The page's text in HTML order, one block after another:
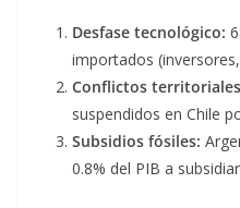
Desfase tecnológico:
importados
Conflictos
suspendidos en Chile
Subsidios fósiles:
0.8% del PIB a